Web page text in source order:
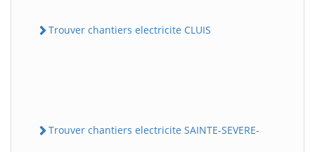
Trouver chantiers electricite CLUIS
Trouver chantiers electricite SAINTE-SEVERE-